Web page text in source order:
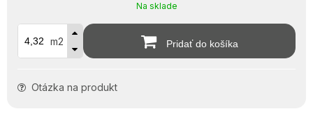
Na sklade
m2 Pridať do košíka
Otázka na produkt